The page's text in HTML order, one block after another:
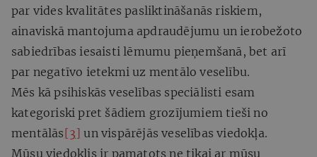
par vides kvalitātes pasliktināšanās riskiem,
ainaviskā mantojuma apdraudējumu un ierobežoto
sabiedrības iesaisti lēmumu pieņemšanā, bet arī
par negatīvo ietekmi uz mentālo veselību.
Mēs kā psihiskās veselības speciālisti esam
kategoriski pret šādiem grozījumiem tieši no
mentālās[3] un vispārējās veselības viedokļa.
Mūsu viedoklis ir pamatots ne tikai ar mūsu